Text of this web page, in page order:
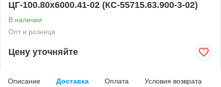
ЦГ-100.80х6000.41-02 (КС-55715.63.900-3-02)
В наличии
Опт и розница
Цену уточняйте
Описание Доставка Оплата Условия возврата